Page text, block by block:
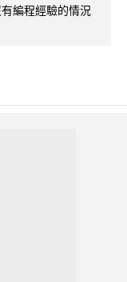
編程經驗的情況